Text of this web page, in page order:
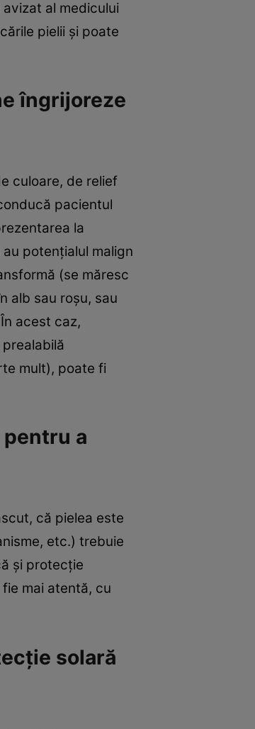
al medicului
pielii şi poate
îngrijoreze
culoare, de relief
pacientul
la
potenţialul malign
(se măresc
alb sau roşu, sau
acest caz,
mult), poate fi
a
că pielea este
etc.) trebuie
şi protecţie
mai atentă, cu
solară